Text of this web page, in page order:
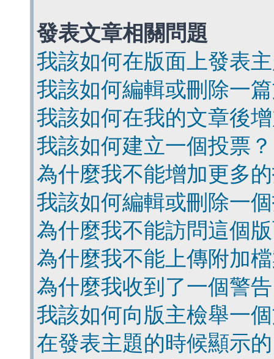
發表文章相關問題
我該如何在版面上發表
我該如何編輯或刪除一
我該如何在我的文章後
我該如何建立一個投票？
為什麼我不能增加更多
我該如何編輯或刪除一
為什麼我不能訪問這個
為什麼我不能上傳附加
為什麼我收到了一個警
我該如何向版主檢舉一
在發表主題的時候顯示